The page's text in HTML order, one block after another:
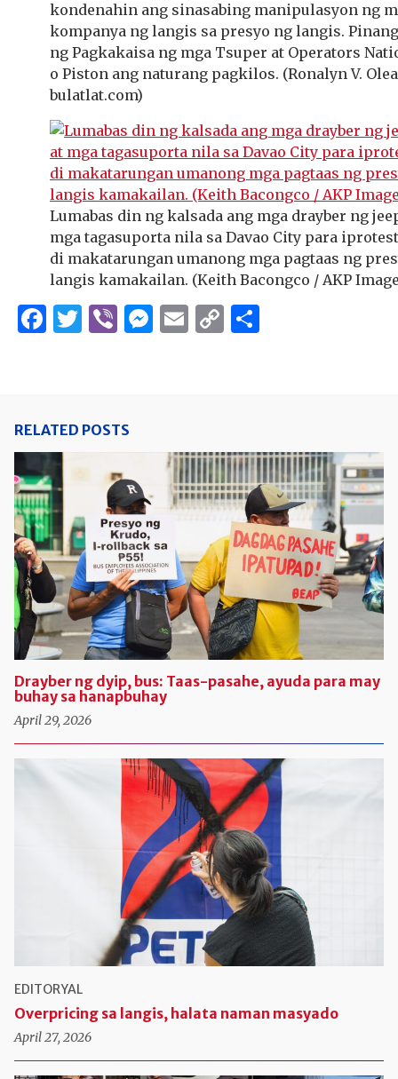
kondenahin ang sinasabing manipulasyon ng
kompanya ng langis sa presyo ng langis.
ng Pagkakaisa ng mga Tsuper at Operators
o Piston ang naturang pagkilos. (Ronalyn V.
bulatlat.com)
Lumabas din ng kalsada ang mga drayber ng
mga tagasuporta nila sa Davao City para
di makatarungan umanong mga pagtaas ng
langis kamakailan. (Keith Bacongco / AKP
Facebook
Twitter
ViberMessenger
Email
Copy
RELATED POSTS
Drayber ng dyip, bus: Taas-pasahe, ayuda para may
buhay sa hanapbuhay
April 29, 2026
EDITORYAL
Overpricing sa langis, halata naman masyado
April 27, 2026